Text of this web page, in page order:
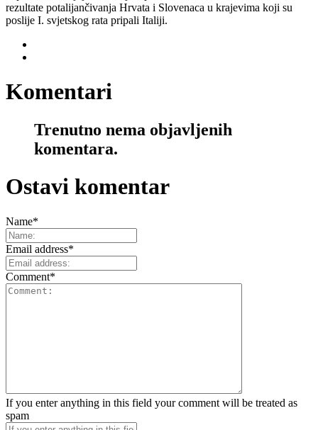
rezultate potalijančivanja Hrvata i Slovenaca u krajevima koji su
poslije I. svjetskog rata pripali Italiji.
Komentari
Trenutno nema objavljenih
komentara.
Ostavi komentar
Name*
Email address*
Comment*
If you enter anything in this field your comment will be treated as
spam